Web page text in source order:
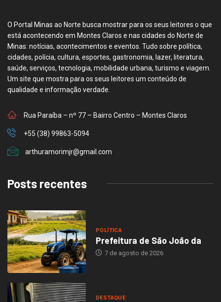
O Portal Minas ao Norte busca mostrar para os seus leitores o que
está acontecendo em Montes Claros e nas cidades do Norte de
Minas: notícias, acontecimentos e eventos. Tudo sobre política,
cidades, polícia, cultura, esportes, gastronomia, lazer, literatura,
saúde, serviços, tecnologia, mobilidade urbana, turismo e viagem.
Um site que mostra para os seus leitores um conteúdo de
qualidade e informação verdade.
Rua Paraíba – nº 77 – Bairro Centro – Montes Claros
+55 (38) 99863-5094
arthuramorimjr@gmail.com
Posts recentes
POLÍTICA
Prefeitura de São João da
7 de agosto de 2026
DESTAQUE